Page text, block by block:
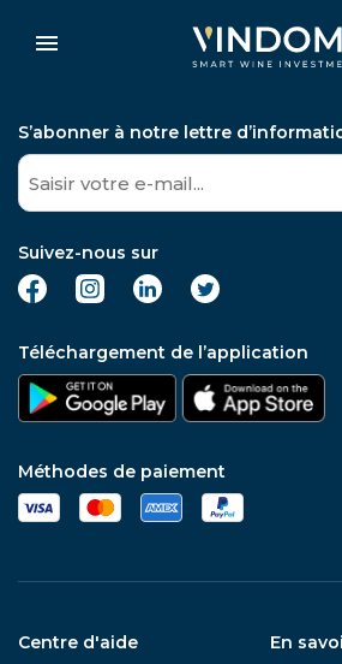
S’abonner à notre lettre
Suivez-nous sur
Téléchargement de l’application
Méthodes de paiement
Centre d'aide
En